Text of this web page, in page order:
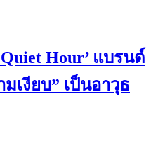
Hour’ แบรนด์
เงียบ” เป็นอาวุธ